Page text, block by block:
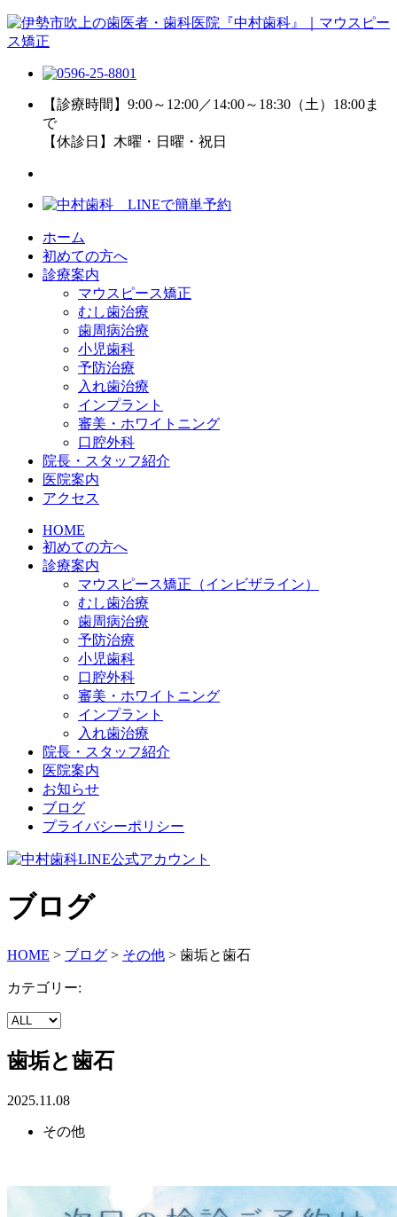
【診療時間】9:00～12:00／14:00～18:30（土）18:00ま
で
【休診日】木曜・日曜・祝日
ホーム
初めての方へ
診療案内
マウスピース矯正
むし歯治療
歯周病治療
小児歯科
予防治療
入れ歯治療
インプラント
審美・ホワイトニング
口腔外科
院長・スタッフ紹介
医院案内
アクセス
HOME
初めての方へ
診療案内
マウスピース矯正（インビザライン）
むし歯治療
歯周病治療
予防治療
小児歯科
口腔外科
審美・ホワイトニング
インプラント
入れ歯治療
院長・スタッフ紹介
医院案内
お知らせ
ブログ
プライバシーポリシー
ブログ
HOME > ブログ > その他 > 歯垢と歯石
カテゴリー:
歯垢と歯石
2025.11.08
その他